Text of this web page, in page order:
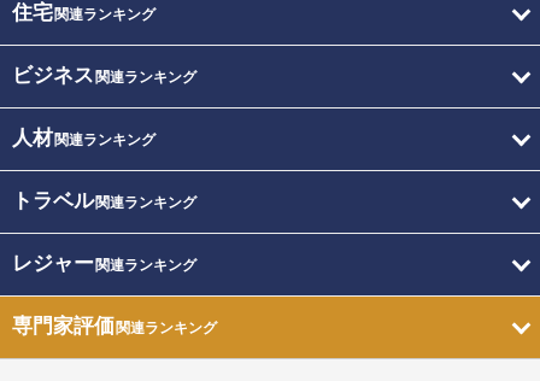
住宅関連ランキング
ビジネス 関連ランキング
人材関連ランキング
トラベル関連ランキング
レジャー関連ランキング
専門家評価関連ランキング